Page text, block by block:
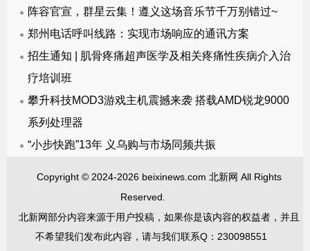
阵容官宣，群星云集！遵义这场音乐节千万别错过~
郑州电话呼叫线路：实现市场响应的通讯方案
招生通知 | 肌骨疼痛超声医学及相关疼痛性疾病介入治
疗培训班
攀升科技MOD3游戏主机震撼来袭 搭载AMD锐龙9000
系列处理器
“小步快跑”13年 义乌购与市场同频共振
Copyright © 2024-2026 beixinews.com 北新网 All Rights
Reserved.
北新网部分内容来源于用户投稿，如果你是该内容的权益者，并且
不希望我们发布此内容，请与我们联系Q：230098551